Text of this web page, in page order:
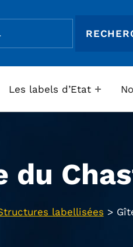
Les labels d’Etat
du
labellisées >